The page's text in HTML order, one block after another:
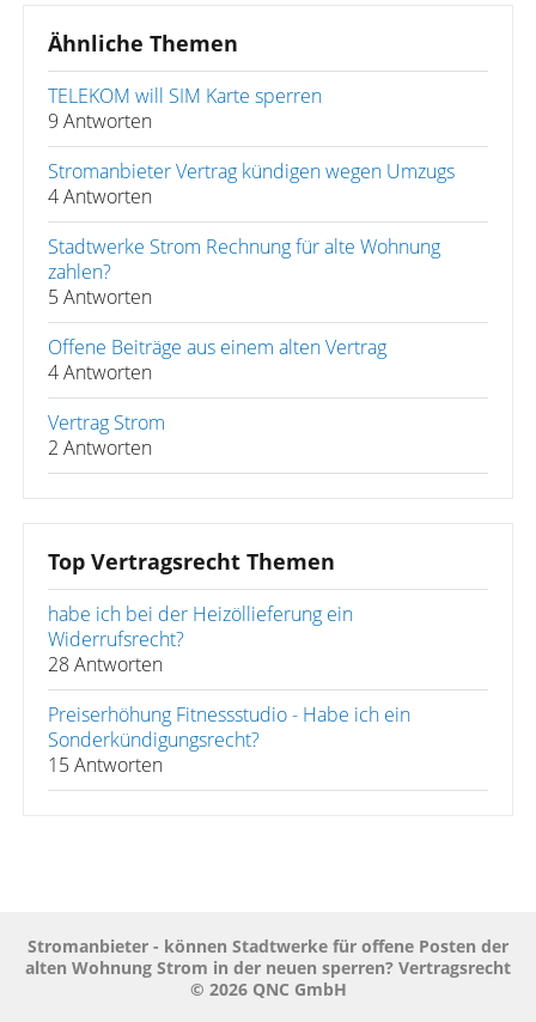
Ähnliche Themen
TELEKOM will SIM Karte sperren
9 Antworten
Stromanbieter Vertrag kündigen wegen Umzugs
4 Antworten
Stadtwerke Strom Rechnung für alte Wohnung
zahlen?
5 Antworten
Offene Beiträge aus einem alten Vertrag
4 Antworten
Vertrag Strom
2 Antworten
Top Vertragsrecht Themen
habe ich bei der Heizöllieferung ein
Widerrufsrecht?
28 Antworten
Preiserhöhung Fitnessstudio - Habe ich ein
Sonderkündigungsrecht?
15 Antworten
Stromanbieter - können Stadtwerke für offene Posten der
alten Wohnung Strom in der neuen sperren? Vertragsrecht
© 2026 QNC GmbH